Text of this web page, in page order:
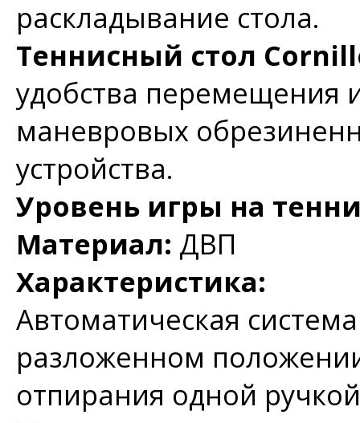
раскладывание стола.
Теннисный стол
удобства перемещения
маневровых
устройства.
Уровень игры на
Материал: ДВП
Характеристика:
Автоматическая
разложенном
отпирания одной